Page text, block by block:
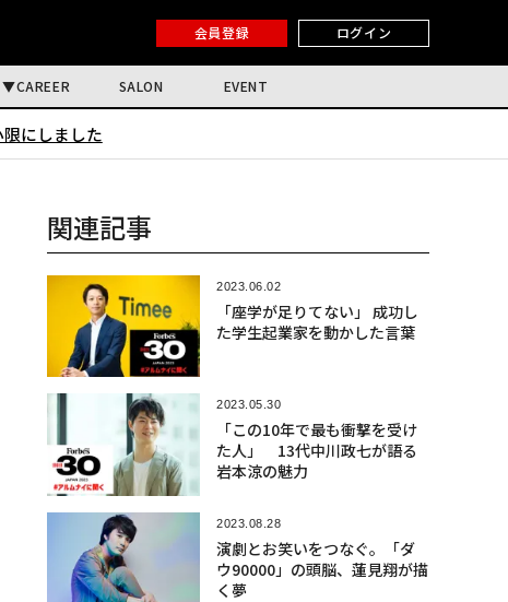
会員登録 ログイン
CAREER SALON EVENT
にしました
関連記事
2023.06.02
「座学が足りてない」 成功し
た学生起業家を動かした言葉
2023.05.30
「この10年で最も衝撃を受け
た人」 13代中川政七が語る
岩本涼の魅力
2023.08.28
演劇とお笑いをつなぐ。「ダ
ウ90000」の頭脳、蓮見翔が描
く夢